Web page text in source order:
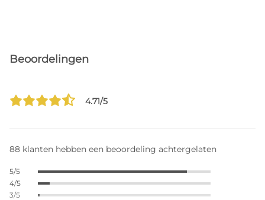
Beoordelingen
4.71/5
88 klanten hebben een beoordeling achtergelaten
5/5
4/5
3/5